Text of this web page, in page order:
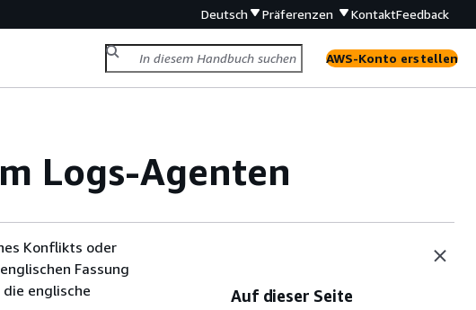
Deutsch Präferenzen KontaktFeedback
AWS-Konto erstellen
Logs-Agenten
Konflikts oder
Fassung
englische
Auf dieser Seite